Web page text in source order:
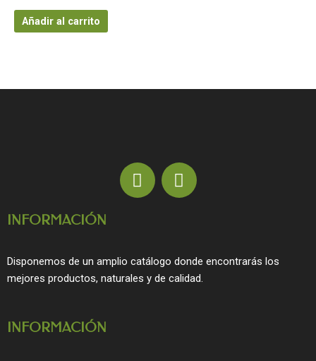
Añadir al carrito
F
a
o
o
I
n
g
r
INFORMACIÓN
Disponemos de un amplio catálogo donde encontrarás los
mejores productos, naturales y de calidad.
INFORMACIÓN